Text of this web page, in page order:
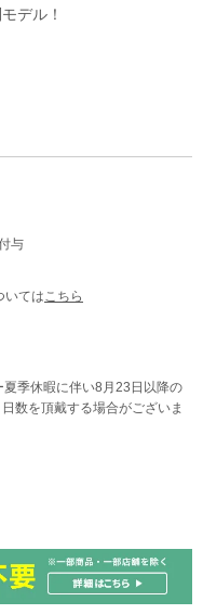
デル！
与
いては こちら
季休暇に伴い8月23日以降の
数を頂戴する場合がございま